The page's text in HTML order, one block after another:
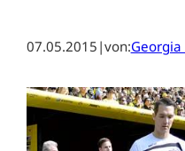
07.05.2015 |von:Georgia